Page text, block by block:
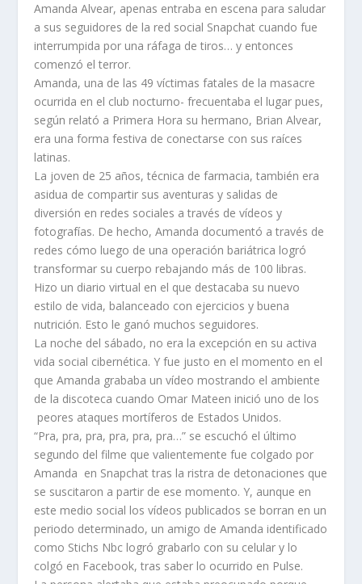
Amanda Alvear, apenas entraba en escena para saludar
a sus seguidores de la red social Snapchat cuando fue
interrumpida por una ráfaga de tiros… y entonces
comenzó el terror.
Amanda, una de las 49 víctimas fatales de la masacre
ocurrida en el club nocturno- frecuentaba el lugar pues,
según relató a Primera Hora su hermano, Brian Alvear,
era una forma festiva de conectarse con sus raíces
latinas.
La joven de 25 años, técnica de farmacia, también era
asidua de compartir sus aventuras y salidas de
diversión en redes sociales a través de vídeos y
fotografías. De hecho, Amanda documentó a través de
redes cómo luego de una operación bariátrica logró
transformar su cuerpo rebajando más de 100 libras.
Hizo un diario virtual en el que destacaba su nuevo
estilo de vida, balanceado con ejercicios y buena
nutrición. Esto le ganó muchos seguidores.
La noche del sábado, no era la excepción en su activa
vida social cibernética. Y fue justo en el momento en el
que Amanda grababa un vídeo mostrando el ambiente
de la discoteca cuando Omar Mateen inició uno de los
peores ataques mortíferos de Estados Unidos.
“Pra, pra, pra, pra, pra, pra…” se escuchó el último
segundo del filme que valientemente fue colgado por
Amanda en Snapchat tras la ristra de detonaciones que
se suscitaron a partir de ese momento. Y, aunque en
este medio social los vídeos publicados se borran en un
periodo determinado, un amigo de Amanda identificado
como Stichs Nbc logró grabarlo con su celular y lo
colgó en Facebook, tras saber lo ocurrido en Pulse.